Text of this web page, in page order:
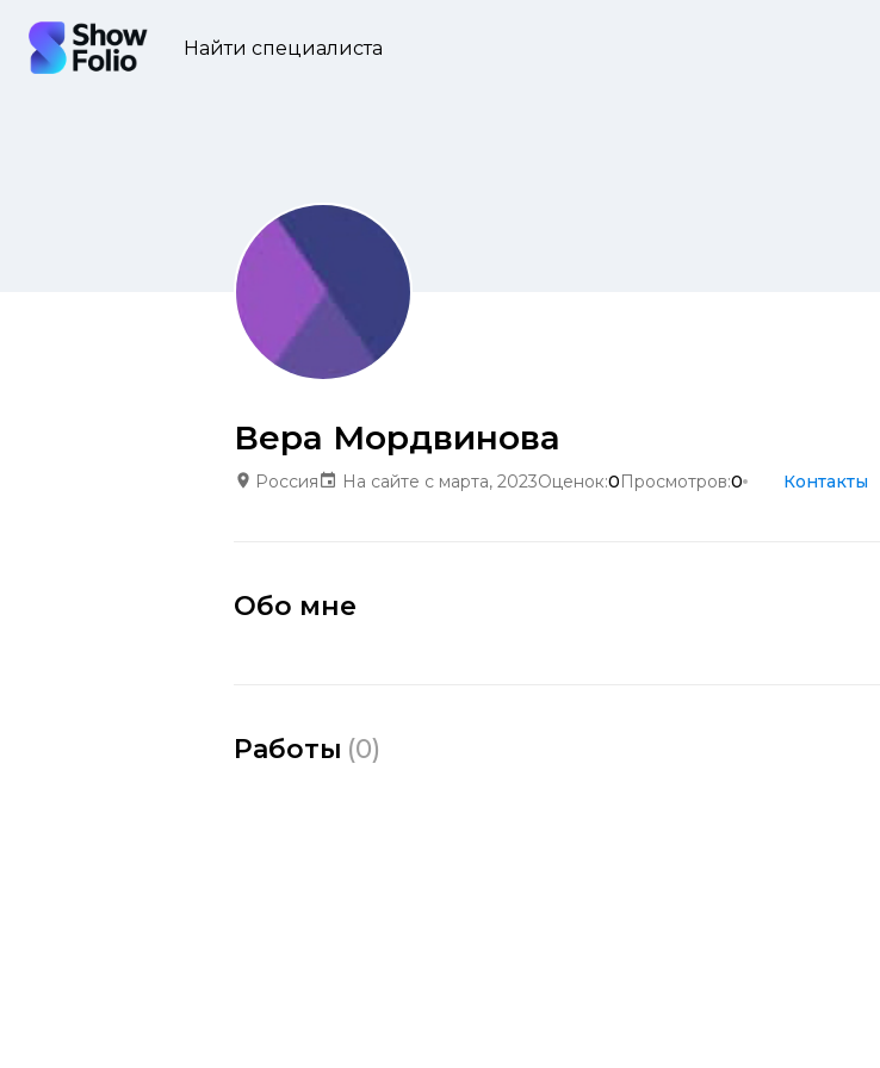
Найти специалиста
Вера Мордвинова
Россия На сайте с марта, 2023Оценок:0Просмотров:0 Контакты
Обо мне
Работы (0)